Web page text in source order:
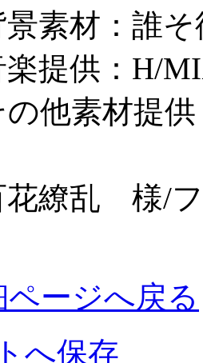
：誰そ
：H/MIX
材提供：
様/フリ
ージへ戻る
へ保存